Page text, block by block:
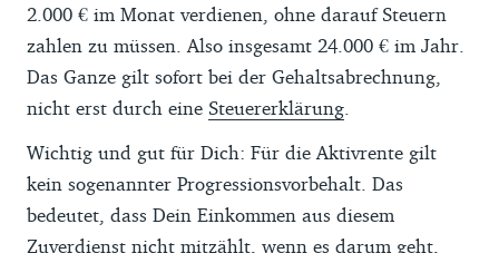
2.000 € im Monat verdienen, ohne darauf Steuern
zahlen zu müssen. Also insgesamt 24.000 € im Jahr.
Das Ganze gilt sofort bei der Gehaltsabrechnung,
nicht erst durch eine Steuererklärung
Wichtig und gut für Dich: Für die Aktivrente gilt
kein sogenannter Progressionsvorbehalt. Das
bedeutet, dass Dein Einkommen aus diesem
Zuverdienst nicht mitzählt, wenn es darum geht,